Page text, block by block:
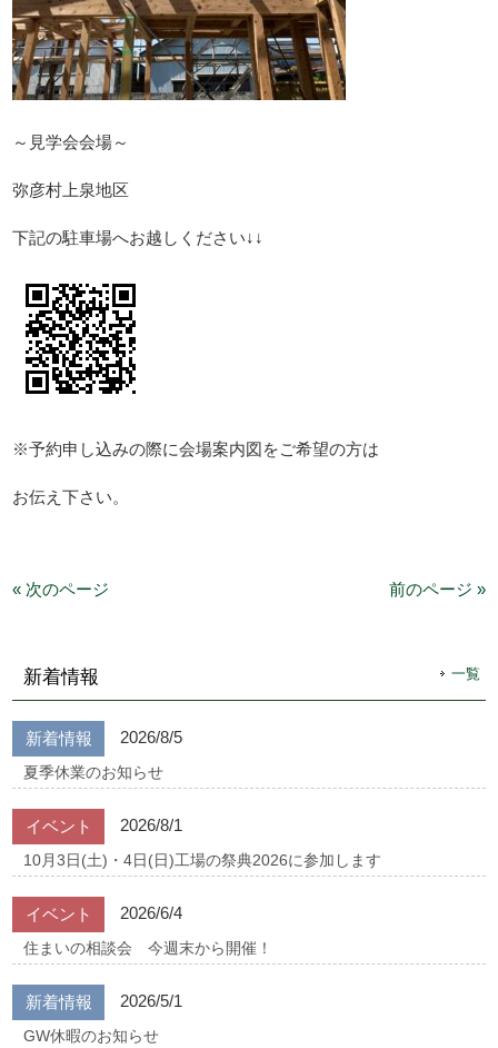
～見学会会場～
弥彦村上泉地区
下記の駐車場へお越しください↓↓
※予約申し込みの際に会場案内図をご希望の方は
お伝え下さい。
« 次のページ 前のページ »
新着情報 一覧
新着情報 2026/8/5
夏季休業のお知らせ
イベント 2026/8/1
10月3日(土)・4日(日)工場の祭典2026に参加します
イベント 2026/6/4
住まいの相談会 今週末から開催！
新着情報 2026/5/1
GW休暇のお知らせ